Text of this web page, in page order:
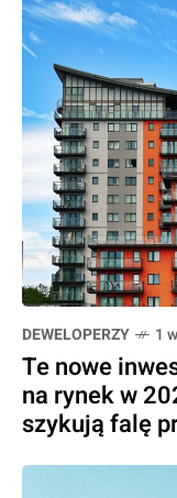
DEWELOPERZY 1
Te nowe
na rynek w
szykują falę